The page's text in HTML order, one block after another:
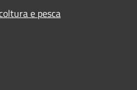
e pesca